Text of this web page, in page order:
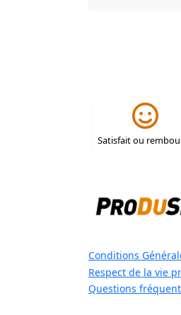
Satisfait ou
Conditions
Respect de la vie
Questions